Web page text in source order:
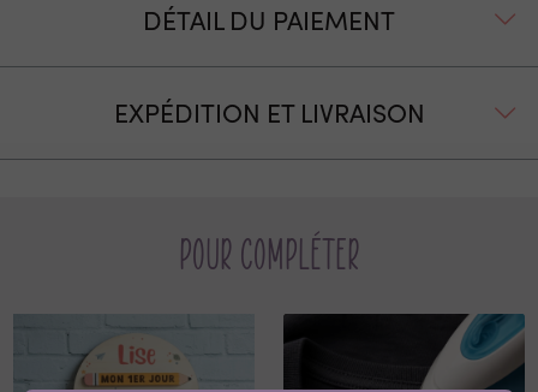
DÉTAIL DU PAIEMENT
EXPÉDITION ET LIVRAISON
Pour compléter